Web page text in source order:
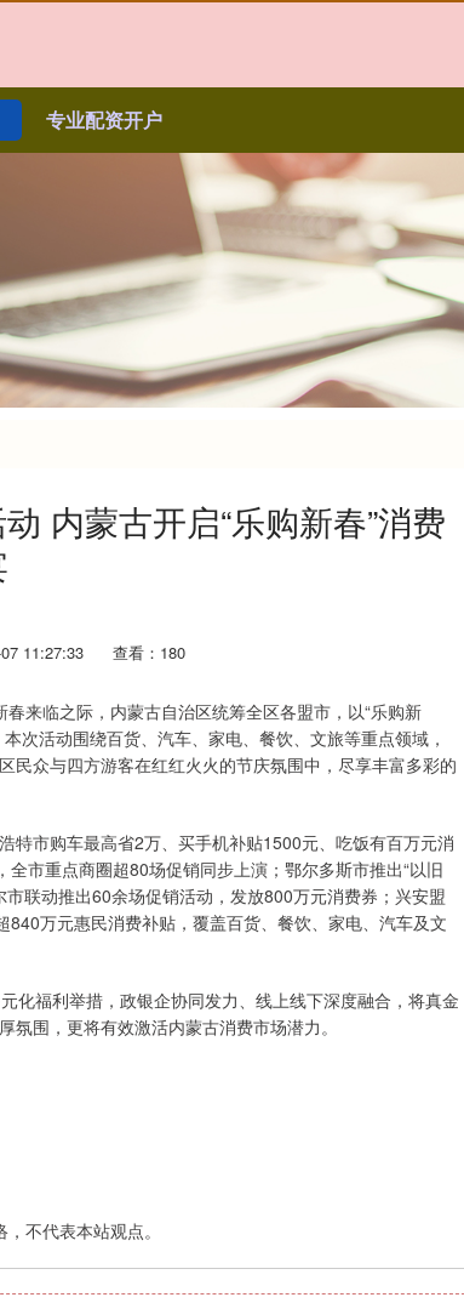
专业配资开户
内蒙古开启“乐购新春”消费
11:27:33 查看：180
来临之际，内蒙古自治区统筹全区各盟市，以“乐购新
次活动围绕百货、汽车、家电、餐饮、文旅等重点领域，
众与四方游客在红红火火的节庆氛围中，尽享丰富多彩的
特市购车最高省2万、买手机补贴1500元、吃饭有百万元消
市重点商圈超80场促销同步上演；鄂尔多斯市推出“以旧
联动推出60余场促销活动，发放800万元消费券；兴安盟
万元惠民消费补贴，覆盖百货、餐饮、家电、汽车及文
化福利举措，政银企协同发力、线上线下深度融合，将真金
围，更将有效激活内蒙古消费市场潜力。
不代表本站观点。